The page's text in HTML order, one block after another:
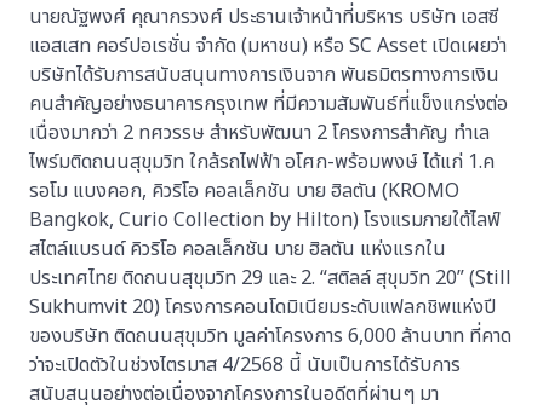
นายณัฐพงศ์ คุณากรวงศ์ ประธานเจ้าหน้าที่บริหาร บริษัท เอสซี
แอสเสท คอร์ปอเรชั่น จำกัด (มหาชน) หรือ SC Asset เปิดเผยว่า
บริษัทได้รับการสนับสนุนทางการเงินจาก พันธมิตรทางการเงิน
คนสำคัญอย่างธนาคารกรุงเทพ ที่มีความสัมพันธ์ที่แข็งแกร่งต่อ
เนื่องมากว่า 2 ทศวรรษ สำหรับพัฒนา 2 โครงการสำคัญ ทำเล
ไพร์มติดถนนสุขุมวิท ใกล้รถไฟฟ้า อโศก-พร้อมพงษ์ ได้แก่ 1.ค
รอโม แบงคอก, คิวริโอ คอลเล็กชัน บาย ฮิลตัน (KROMO
Bangkok, Curio Collection by Hilton) โรงแรมภายใต้ไลฟ์
สไตล์แบรนด์ คิวริโอ คอลเล็กชัน บาย ฮิลตัน แห่งแรกใน
ประเทศไทย ติดถนนสุขุมวิท 29 และ 2. “สติลล์ สุขุมวิท 20” (Still
Sukhumvit 20) โครงการคอนโดมิเนียมระดับแฟลกชิพแห่งปี
ของบริษัท ติดถนนสุขุมวิท มูลค่าโครงการ 6,000 ล้านบาท ที่คาด
ว่าจะเปิดตัวในช่วงไตรมาส 4/2568 นี้ นับเป็นการได้รับการ
สนับสนุนอย่างต่อเนื่องจากโครงการในอดีตที่ผ่านๆ มา